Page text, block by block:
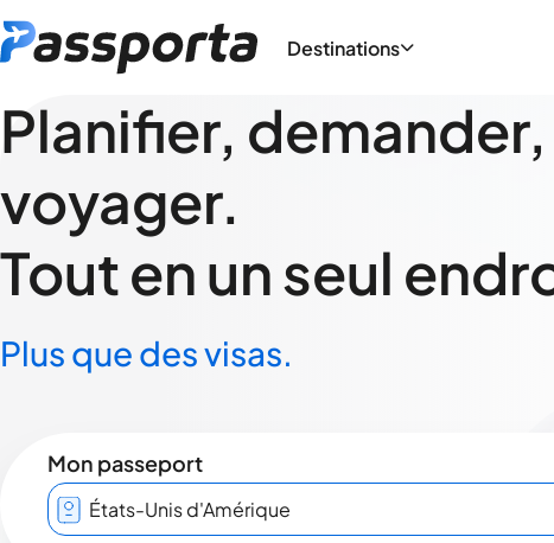
Destinations
Planifier, demander,
voyager.
Tout en un seul
Plus que des visas.
Mon passeport